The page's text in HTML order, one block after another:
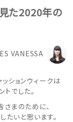
た2020年の
VANESSA
ションウィークは
でした。
まのために、
たいと思います。